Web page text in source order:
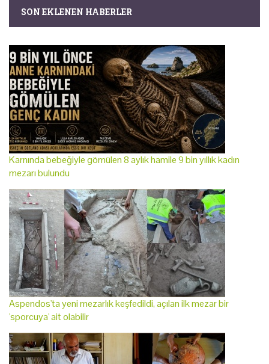
SON EKLENEN HABERLER
Karnında bebeğiyle gömülen 8 aylık hamile 9 bin yıllık kadın
mezarı bulundu
Aspendos'ta yeni mezarlık keşfedildi, açılan ilk mezar bir
'sporcuya' ait olabilir